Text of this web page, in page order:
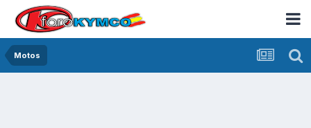
Motos